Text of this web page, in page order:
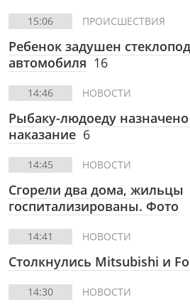
15:06 ПРОИСШЕСТВИЯ
Ребенок задушен
автомобиля 16
14:46 НОВОСТИ
Рыбаку-людоеду
наказание 6
14:45 НОВОСТИ
Сгорели два дома, жильцы
госпитализированы. Фото
14:41 НОВОСТИ
Столкнулись Mitsubishi и
14:30 НОВОСТИ